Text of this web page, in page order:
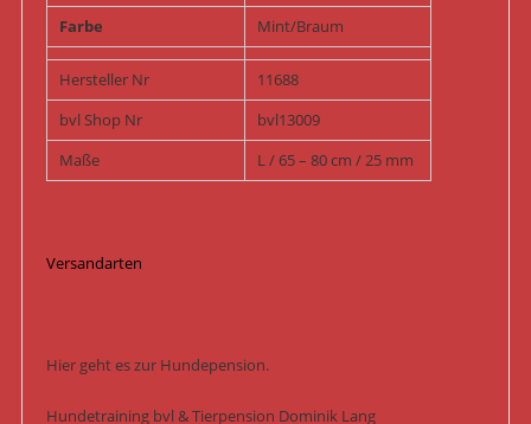
Farbe
Mint/Braum
Hersteller Nr
11688
bvl Shop Nr
bvl13009
Maße
L / 65 – 80 cm / 25 mm
Versandarten
Hier geht es zur Hundepension.
Hundetraining bvl & Tierpension Dominik Lang